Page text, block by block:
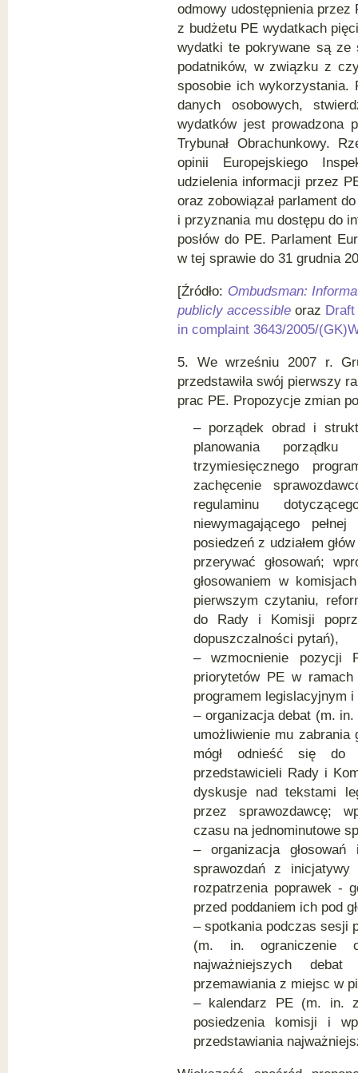
odmowy udostępnienia
z budżetu PE wydatkach
wydatki te pokrywane są ze
podatników, w związku z
sposobie ich wykorzystania.
danych osobowych,
wydatków jest prowadzona
Trybunał Obrachunkowy.
opinii Europejskiego
udzielenia informacji przez
oraz zobowiązał parlament
i przyznania mu dostępu do
posłów do PE. Parlament
w tej sprawie do 31 grudnia
[Źródło: Ombudsman:
publicly accessible oraz Draft
in complaint 3643/2005/
5. We wrześniu 2007 r.
przedstawiła swój pierwszy
prac PE. Propozycje zmian
– porządek obrad i
planowania
trzymiesięcznego
zachęcenie
regulaminu
niewymagającego
posiedzeń z udziałem
przerywać głosowań;
głosowaniem w
pierwszym czytaniu,
do Rady i Komisji
dopuszczalności pytań),
– wzmocnienie pozycji
priorytetów PE w
programem legislacyjnym
– organizacja debat (m.
umożliwienie mu
mógł odnieść się do
przedstawicieli Rady i
dyskusje nad tekstami
przez sprawozdawcę;
czasu na jednominutowe
– organizacja
sprawozdań z inicjatywy
rozpatrzenia poprawek -
przed poddaniem ich pod
– spotkania podczas sesji
(m. in. ograniczenie
najważniejszych debat
przemawiania z miejsc w
– kalendarz PE (m. in.
posiedzenia komisji i
przedstawiania